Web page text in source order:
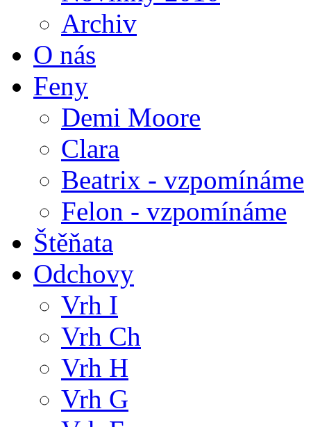
Archiv
O nás
Feny
Demi Moore
Clara
Beatrix - vzpomínáme
Felon - vzpomínáme
Štěňata
Odchovy
Vrh I
Vrh Ch
Vrh H
Vrh G